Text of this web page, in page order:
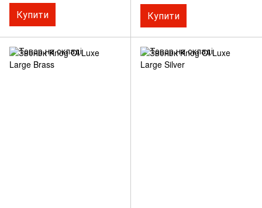
Купити Купити